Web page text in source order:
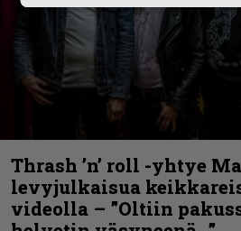
Thrash ’n’ roll -yhtye
levyjulkaisua
videolla – ”Oltiin